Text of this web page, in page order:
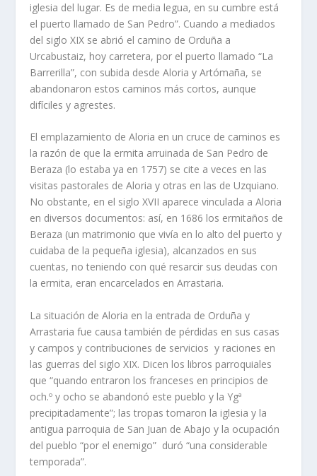
iglesia del lugar. Es de media legua, en su cumbre está
el puerto llamado de San Pedro”. Cuando a mediados
del siglo XIX se abrió el camino de Orduña a
Urcabustaiz, hoy carretera, por el puerto llamado “La
Barrerilla”, con subida desde Aloria y Artómaña, se
abandonaron estos caminos más cortos, aunque
difíciles y agrestes.
El emplazamiento de Aloria en un cruce de caminos es
la razón de que la ermita arruinada de San Pedro de
Beraza (lo estaba ya en 1757) se cite a veces en las
visitas pastorales de Aloria y otras en las de Uzquiano.
No obstante, en el siglo XVII aparece vinculada a Aloria
en diversos documentos: así, en 1686 los ermitaños de
Beraza (un matrimonio que vivía en lo alto del puerto y
cuidaba de la pequeña iglesia), alcanzados en sus
cuentas, no teniendo con qué resarcir sus deudas con
la ermita, eran encarcelados en Arrastaria.
La situación de Aloria en la entrada de Orduña y
Arrastaria fue causa también de pérdidas en sus casas
y campos y contribuciones de servicios y raciones en
las guerras del siglo XIX. Dicen los libros parroquiales
que “quando entraron los franceses en principios de
och.º y ocho se abandonó este pueblo y la Ygª
precipitadamente”; las tropas tomaron la iglesia y la
antigua parroquia de San Juan de Abajo y la ocupación
del pueblo “por el enemigo” duró “una considerable
temporada”.